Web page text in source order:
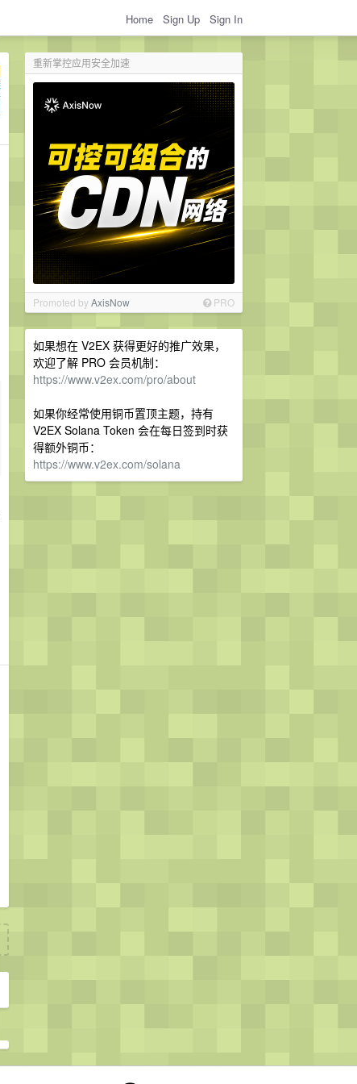
Home Sign Up Sign In
重新掌控应用安全加速
Promoted byAxisNow PRO
如果想在 V2EX 获得更好的推广效果，
欢迎了解 PRO 会员机制：
https://www.v2ex.com/pro/about
如果你经常使用铜币置顶主题，持有
V2EX Solana Token 会在每日签到时获
得额外铜币：
https://www.v2ex.com/solana